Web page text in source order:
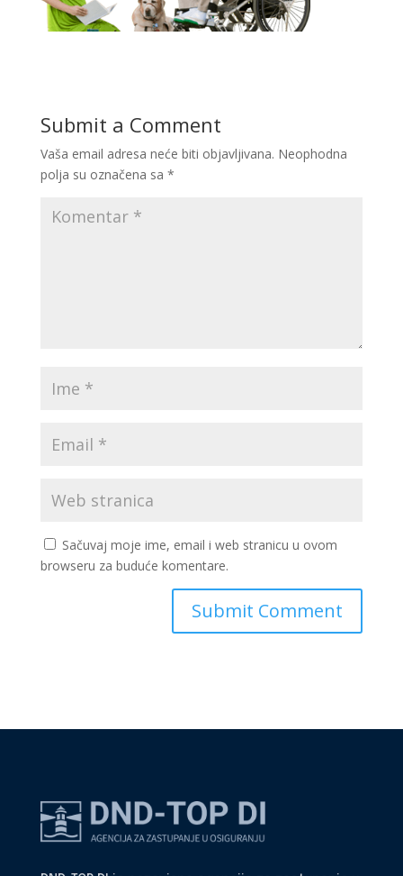
Submit a Comment
Vaša email adresa neće biti objavljivana. Neophodna
polja su označena sa *
Sačuvaj moje ime, email i web stranicu u ovom
browseru za buduće komentare.